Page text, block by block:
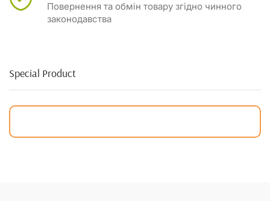
Повернення та обмін товару згідно чинного
законодавства
Special Product